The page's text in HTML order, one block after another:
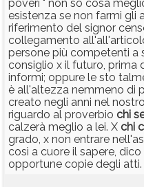
poveri " non so cosa
esistenza se non farmi gli
riferimento del signor
collegamento
persone più competenti a
consiglio x il futuro, prima
informi; oppure le sto
è all'altezza nemmeno di
creato negli anni nel
riguardo al proverbio chi
calzerà meglio a lei. X chi
grado, x non entrare
così a cuore il sapere, dico
opportune copie degli